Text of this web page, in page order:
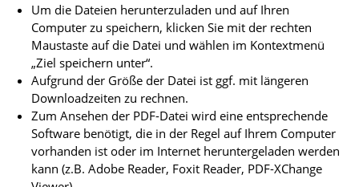
Um die Dateien herunterzuladen und auf Ihren
Computer zu speichern, klicken Sie mit der rechten
Maustaste auf die Datei und wählen im Kontextmenü
„Ziel speichern unter“.
Aufgrund der Größe der Datei ist ggf. mit längeren
Downloadzeiten zu rechnen.
Zum Ansehen der PDF-Datei wird eine entsprechende
Software benötigt, die in der Regel auf Ihrem Computer
vorhanden ist oder im Internet heruntergeladen werden
kann (z.B. Adobe Reader, Foxit Reader, PDF-XChange